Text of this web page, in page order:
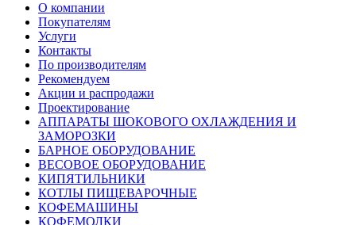
О компании
Покупателям
Услуги
Контакты
По производителям
Рекомендуем
Акции и распродажи
Проектирование
АППАРАТЫ ШОКОВОГО ОХЛАЖДЕНИЯ И
ЗАМОРОЗКИ
БАРНОЕ ОБОРУДОВАНИЕ
ВЕСОВОЕ ОБОРУДОВАНИЕ
КИПЯТИЛЬНИКИ
КОТЛЫ ПИЩЕВАРОЧНЫЕ
КОФЕМАШИНЫ
КОФЕМОЛКИ